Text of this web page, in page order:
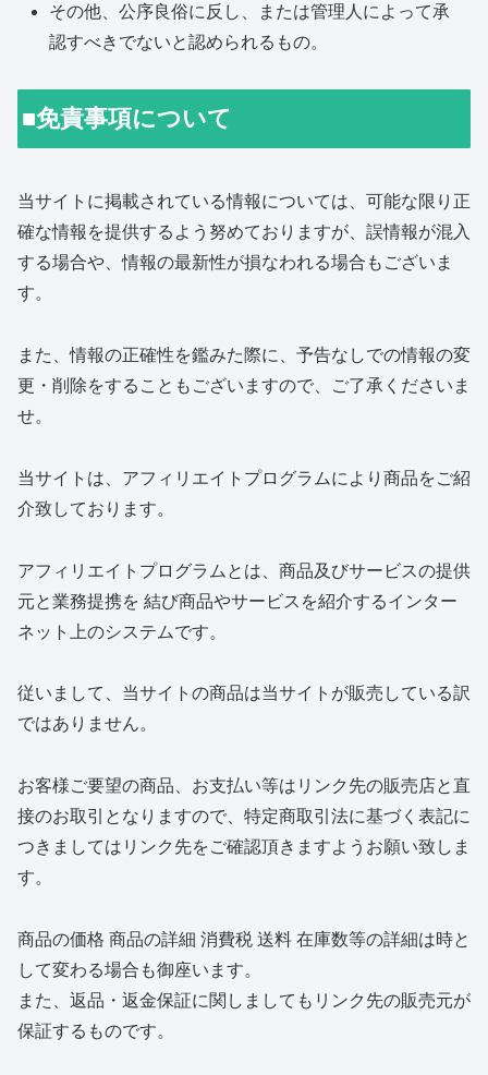
その他、公序良俗に反し、または管理人によって承
認すべきでないと認められるもの。
■免責事項について
当サイトに掲載されている情報については、可能な限り正
確な情報を提供するよう努めておりますが、誤情報が混入
する場合や、情報の最新性が損なわれる場合もございま
す。
また、情報の正確性を鑑みた際に、予告なしでの情報の変
更・削除をすることもございますので、ご了承くださいま
せ。
当サイトは、アフィリエイトプログラムにより商品をご紹
介致しております。
アフィリエイトプログラムとは、商品及びサービスの提供
元と業務提携を 結び商品やサービスを紹介するインター
ネット上のシステムです。
従いまして、当サイトの商品は当サイトが販売している訳
ではありません。
お客様ご要望の商品、お支払い等はリンク先の販売店と直
接のお取引となりますので、特定商取引法に基づく表記に
つきましてはリンク先をご確認頂きますようお願い致しま
す。
商品の価格 商品の詳細 消費税 送料 在庫数等の詳細は時と
して変わる場合も御座います。
また、返品・返金保証に関しましてもリンク先の販売元が
保証するものです。